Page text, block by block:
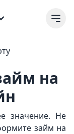
на
значение. Не
займ на